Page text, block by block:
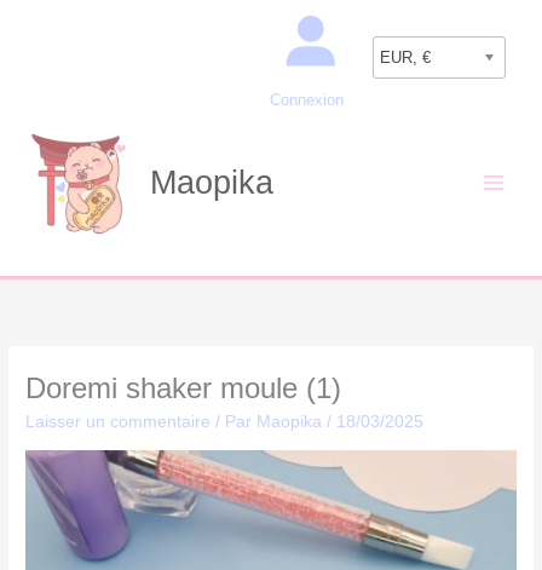
Connexion
EUR, €
Maopika
Doremi shaker moule (1)
Laisser un commentaire / Par Maopika/ 18/03/2025
Recherche